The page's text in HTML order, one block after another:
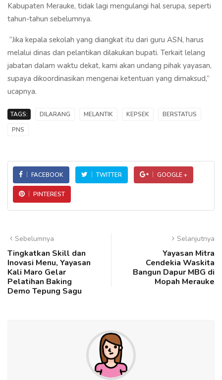
Kabupaten Merauke, tidak lagi mengulangi hal serupa, seperti
tahun-tahun sebelumnya.
“Jika kepala sekolah yang diangkat itu dari guru ASN, harus
melalui dinas dan pelantikan dilakukan bupati. Terkait lelang
jabatan dalam waktu dekat, kami akan undang pihak yayasan,
supaya dikoordinasikan mengenai ketentuan yang dimaksud,”
ucapnya.
TAGS: DILARANG MELANTIK KEPSEK
BERSTATUS
PNS
FACEBOOK TWITTER GOOGLE +
PINTEREST
Sebelumnya
Tingkatkan Skill dan
Inovasi Menu, Yayasan
Kali Maro Gelar
Pelatihan Baking
Demo Tepung Sagu
Selanjutnya
Yayasan Mitra
Cendekia Waskita
Bangun Dapur MBG di
Mopah Merauke